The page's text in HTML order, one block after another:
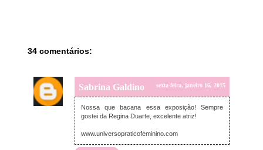
34 comentários:
Sabrina Galdino sexta-feira, janeiro 16, 2015
Nossa que bacana essa exposição! Sempre
gostei da Regina Duarte, excelente atriz!
www.universopraticofeminino.com